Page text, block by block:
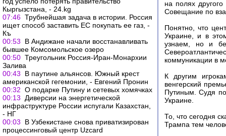
Кыргызстана, - 24.kg
07:46 Трубнейшая задача в истории. Россия
ищет способ заставить ЕС покупать ее газ, -
Къ
00:53
В Андижане начали восстанавливать
бывшее Комсомольское озеро
00:50 Треугольник Россия-Иран-Монархии
Залива
00:43
В паутине альянсов. Южный крест
американской гегемонии, - Евгений Пронин
00:32 О подарке Путину и сетевых хомячках
00:13
Диверсии на энергетической
инфраструктуре России испугали Казахстан,
- НГ
00:03
В Узбекистане снова приватизирован
процессинговый центр Uzcard
на полях
Совещание по
Понятно, что
Украине, и в
узнаем, но и
коммуникации в
К другим
венгерский
Путиным. Судя
Украине.
То, что сегодня
Трампа тем